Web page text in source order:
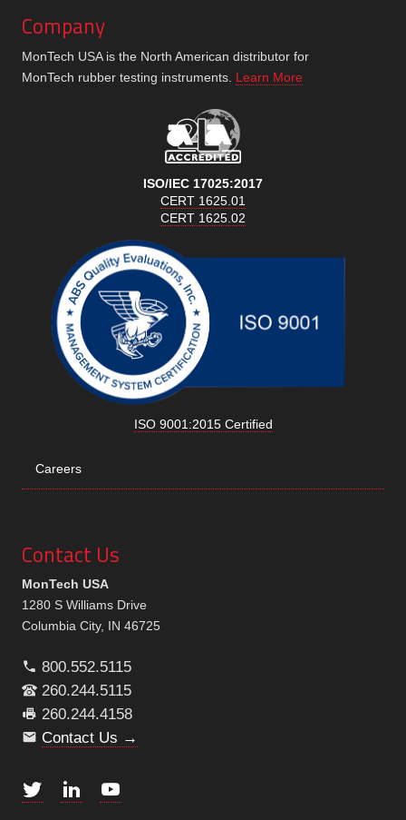
Company
MonTech USA is the North American distributor for
MonTech rubber testing instruments. Learn More
ISO/IEC 17025:2017
CERT 1625.01
CERT 1625.02
ISO 9001:2015 Certified
Careers
Contact Us
MonTech USA
1280 S Williams Drive
Columbia City, IN 46725
800.552.5115
260.244.5115
260.244.4158
Contact Us →